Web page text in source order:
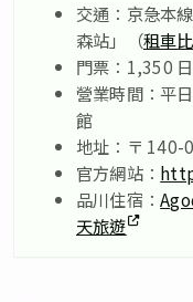
交通：京急本
森站」（租車
門票：1,350
營業時間：平
館
地址：〒 140-
官方網站：
品川住宿：
天旅遊